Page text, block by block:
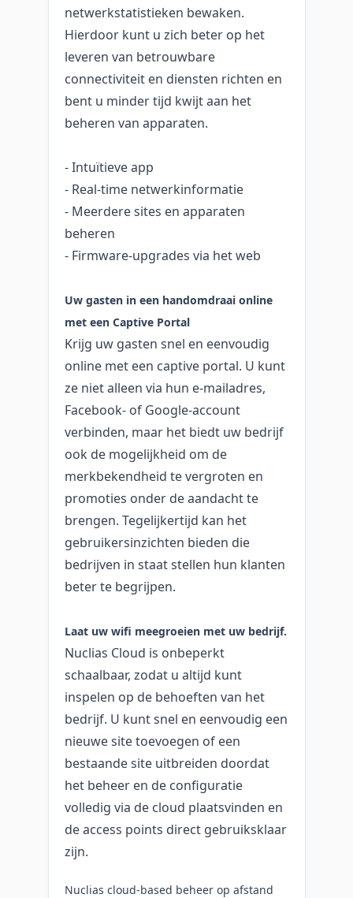
netwerkstatistieken bewaken.
Hierdoor kunt u zich beter op het
leveren van betrouwbare
connectiviteit en diensten richten en
bent u minder tijd kwijt aan het
beheren van apparaten.
- Intuïtieve app
- Real-time netwerkinformatie
- Meerdere sites en apparaten
beheren
- Firmware-upgrades via het web
Uw gasten in een handomdraai online
met een Captive Portal
Krijg uw gasten snel en eenvoudig
online met een captive portal. U kunt
ze niet alleen via hun e-mailadres,
Facebook- of Google-account
verbinden, maar het biedt uw bedrijf
ook de mogelijkheid om de
merkbekendheid te vergroten en
promoties onder de aandacht te
brengen. Tegelijkertijd kan het
gebruikersinzichten bieden die
bedrijven in staat stellen hun klanten
beter te begrijpen.
Laat uw wifi meegroeien met uw bedrijf.
Nuclias Cloud is onbeperkt
schaalbaar, zodat u altijd kunt
inspelen op de behoeften van het
bedrijf. U kunt snel en eenvoudig een
nieuwe site toevoegen of een
bestaande site uitbreiden doordat
het beheer en de configuratie
volledig via de cloud plaatsvinden en
de access points direct gebruiksklaar
zijn.
Nuclias cloud-based beheer op afstand